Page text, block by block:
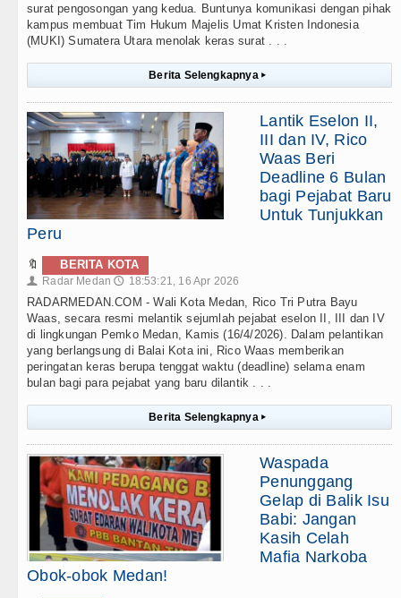
surat pengosongan yang kedua. Buntunya komunikasi dengan pihak
kampus membuat Tim Hukum Majelis Umat Kristen Indonesia
(MUKI) Sumatera Utara menolak keras surat . . .
Berita Selengkapnya ▸
Lantik Eselon II,
III dan IV, Rico
Waas Beri
Deadline 6 Bulan
bagi Pejabat Baru
Untuk Tunjukkan
Peru
🔖 BERITA KOTA
👤 Radar Medan 🕔 18:53:21, 16 Apr 2026
RADARMEDAN.COM - Wali Kota Medan, Rico Tri Putra Bayu
Waas, secara resmi melantik sejumlah pejabat eselon II, III dan IV
di lingkungan Pemko Medan, Kamis (16/4/2026). Dalam pelantikan
yang berlangsung di Balai Kota ini, Rico Waas memberikan
peringatan keras berupa tenggat waktu (deadline) selama enam
bulan bagi para pejabat yang baru dilantik . . .
Berita Selengkapnya ▸
Waspada
Penunggang
Gelap di Balik Isu
Babi: Jangan
Kasih Celah
Mafia Narkoba
Obok-obok Medan!